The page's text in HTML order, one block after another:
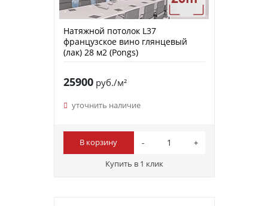
Натяжной потолок L37
французское вино глянцевый
(лак) 28 м2 (Pongs)
25900руб./м²
уточнить наличие
В корзину
Купить в 1 клик